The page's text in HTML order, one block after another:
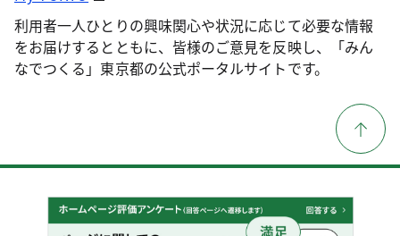
利用者一人ひとりの興味関心や状況に応じて必要な情報
をお届けするとともに、皆様のご意見を反映し、「みん
なでつくる」東京都の公式ポータルサイトです。